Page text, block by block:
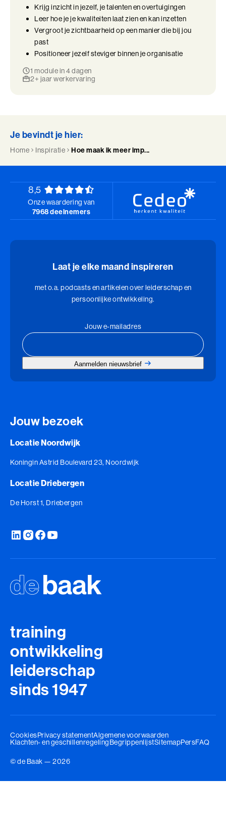
Krijg inzicht in jezelf, je talenten en overtuigingen
Leer hoe je je kwaliteiten laat zien en kan inzetten
Vergroot je zichtbaarheid op een manier die bij jou
past
Positioneer jezelf steviger binnen je organisatie
1 module in 4 dagen
2+ jaar werkervaring
Je bevindt je hier:
Home Inspiratie Hoe maak ik meer imp...
8,5
Onze waardering van
7968 deelnemers
Laat je elke maand inspireren
met o.a. podcasts en artikelen over leiderschap en
persoonlijke ontwikkeling.
Jouw e-mailadres
Aanmelden nieuwsbrief
Jouw bezoek
Locatie Noordwijk
Koningin Astrid Boulevard 23, Noordwijk
Locatie Driebergen
De Horst 1, Driebergen
training
ontwikkeling
leiderschap
sinds 1947
CookiesPrivacy statementAlgemene voorwaarden
Klachten- en geschillenregelingBegrippenlijstSitemapPersFAQ
© de Baak — 2026